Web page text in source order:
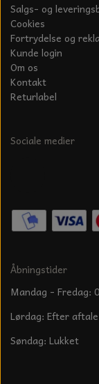
Salgs- og
Cookies
Fortrydelse og
Kunde login
Om os
Kontakt
Returlabel
Sociale medier
Åbningstider
Mandag - Fredag:
Lørdag: Efter aftale
Søndag: Lukket